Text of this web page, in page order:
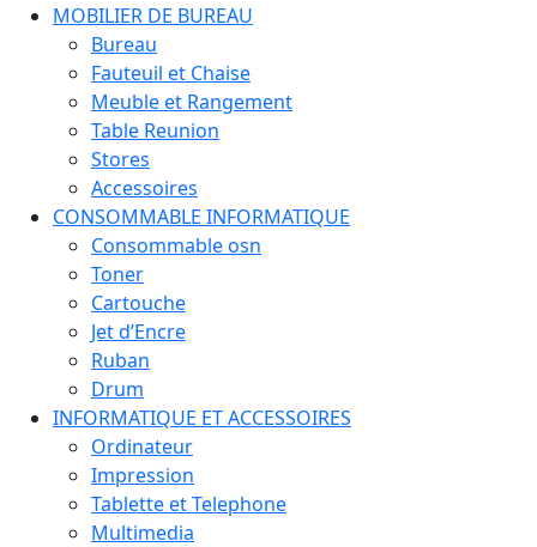
MOBILIER DE BUREAU
Bureau
Fauteuil et Chaise
Meuble et Rangement
Table Reunion
Stores
Accessoires
CONSOMMABLE INFORMATIQUE
Consommable osn
Toner
Cartouche
Jet d’Encre
Ruban
Drum
INFORMATIQUE ET ACCESSOIRES
Ordinateur
Impression
Tablette et Telephone
Multimedia